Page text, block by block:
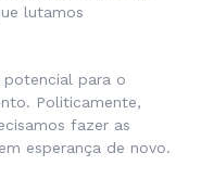
lutamos
potencial para o
Politicamente,
fazer as
esperança de novo.